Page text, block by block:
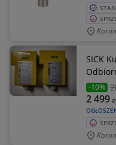
SICK
-10%
2 499